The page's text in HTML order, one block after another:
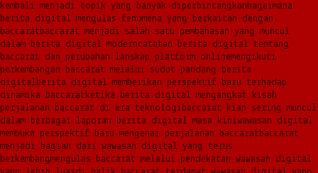
kembali menjadi topik yang banyak diperbincangkanbagaimana
berita digital mengulas fenomena yang berkaitan dengan
baccaratbaccarat menjadi salah satu pembahasan yang muncul
dalam berita digital moderncatatan berita digital tentang
baccarat dan perubahan lanskap platform onlinemengikuti
perkembangan baccarat melalui sudut pandang berita
digitalberita digital memberikan perspektif baru terhadap
dinamika baccaratketika berita digital mengangkat kisah
perjalanan baccarat di era teknologibaccarat kian sering muncul
dalam berbagai laporan berita digital masa kiniwawasan digital
membuka perspektif baru mengenai perjalanan baccaratbaccarat
menjadi bagian dari wawasan digital yang terus
berkembangmengulas baccarat melalui pendekatan wawasan digital